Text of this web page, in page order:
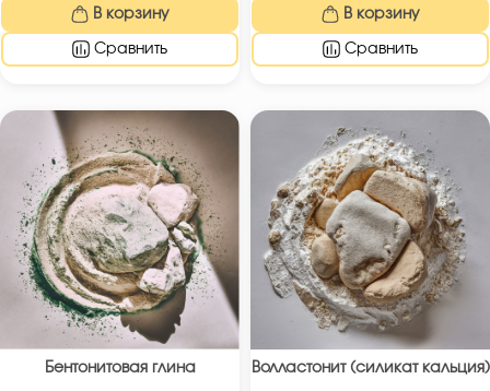
В корзину
Сравнить
В корзину
Сравнить
Бентонитовая глина Волластонит (силикат кальция)